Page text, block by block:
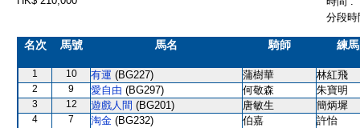
分段
名次 馬號 馬名 騎師 練
1 10 有運 (BG227) 蒲樹華 林紅飛
2 9 愛自由 (BG297) 何敬森 朱寶明
3 12 遊戲人間 (BG201) 唐敏生 簡炳墀
4 7 淘金 (BG232) 伯嘉 許怡